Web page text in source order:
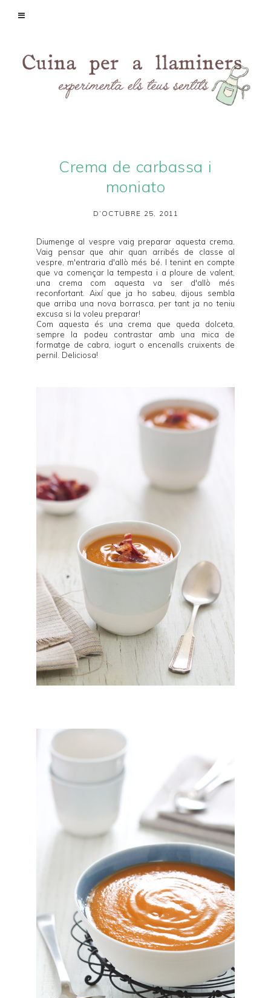
Crema de carbassa i
moniato
D’OCTUBRE 25, 2011
Diumenge al vespre vaig preparar aquesta crema.
Vaig pensar que ahir quan arribés de classe al
vespre, m'entraria d'allò més bé. I tenint en compte
que va començar la tempesta i a ploure de valent,
una crema com aquesta va ser d'allò més
reconfortant. Així que ja ho sabeu, dijous sembla
que arriba una nova borrasca, per tant ja no teniu
excusa si la voleu preparar!
Com aquesta és una crema que queda dolceta,
sempre la podeu contrastar amb una mica de
formatge de cabra, iogurt o encenalls cruixents de
pernil. Deliciosa!